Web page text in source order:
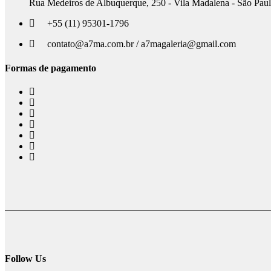
Rua Medeiros de Albuquerque, 250 - Vila Madalena - São
+55 (11) 95301-1796
contato@a7ma.com.br / a7magaleria@gmail.com
Formas de pagamento
Follow Us